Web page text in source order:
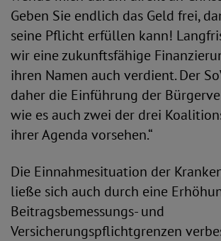
Geben Sie endlich das Geld frei,
seine Pflicht erfüllen kann!
wir eine zukunftsfähige
ihren Namen auch verdient. Der
daher die Einführung der
wie es auch zwei der drei
ihrer Agenda vorsehen.“
Die Einnahmesituation der
ließe sich auch durch eine
Beitragsbemessungs- und
Versicherungspflichtgrenzen